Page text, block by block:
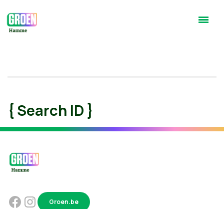
{ Search ID }
Groen.be